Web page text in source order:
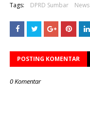
Tags: DPRD Sumbar News
POSTING KOMENTAR
0 Komentar